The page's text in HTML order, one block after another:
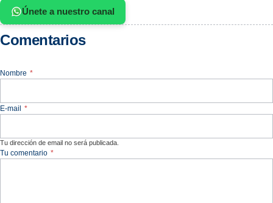
Únete a nuestro canal
Comentarios
Nombre *
E-mail *
Tu dirección de email no será publicada.
Tu comentario *